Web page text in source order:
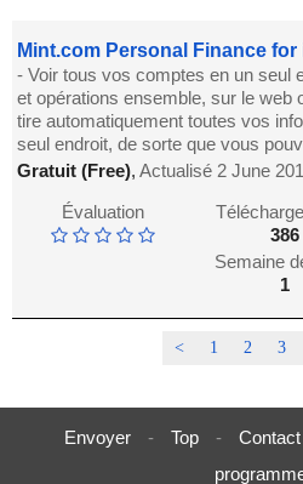
Mint.com Personal Finance for
- Voir tous vos comptes en un seul
et opérations ensemble, sur le web
tire automatiquement toutes vos
seul endroit, de sorte que vous
Gratuit (Free),Actualisé 2 June
Évaluation
386
Semaine
1
< 1 2 3
Envoyer - Top - Contact